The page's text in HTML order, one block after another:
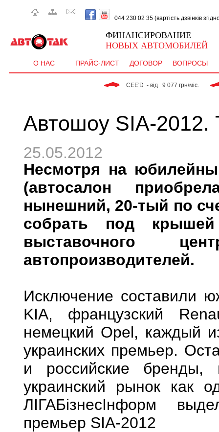
044 230 02 35 (вартість дзвінків
ФИНАНСИРОВАНИЕ
НОВЫХ АВТОМОБИЛЕЙ
О НАС ПРАЙС-ЛИСТ ДОГОВОР ВОПРОСЫ
CEE'D  - від   9 077 грн/міс. RIO - від   9 363
Автошоу SIA-2012.
25.05.2012
Несмотря на
(автосалон
нынешний, 20-тый по
собрать под крышей
выставочного
автопроизводителей.
Исключение составили
KIA, французский
немецкий Opel, каждый
украинских премьер.
и российские бренды,
украинский рынок как
ЛІГАБізнесІнформ
премьер SIA-2012